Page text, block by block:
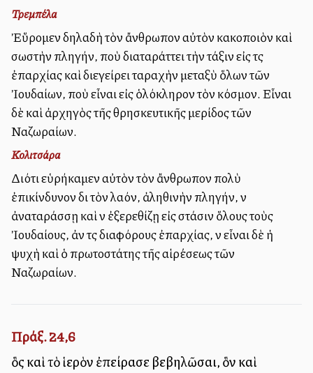
Τρεμπέλα
Ἐὕρομεν δηλαδὴ τὸν ἄνθρωπον αὐτὸν κακοποιὸν καὶ
σωστὴν πληγήν, ποὺ διαταράττει τὴν τάξιν εἰς τὰς
ἐπαρχίας καὶ διεγείρει ταραχὴν μεταξὺ ὅλων τῶν
Ἰουδαίων, ποὺ εἶναι εἰς ὁλόκληρον τὸν κόσμον. Εἶναι
δὲ καὶ ἀρχηγὸς τῆς θρησκευτικῆς μερίδος τῶν
Ναζωραίων.
Κολιτσάρα
Διότι εὑρήκαμεν αὐτὸν τὸν ἄνθρωπον πολὺ
ἐπικίνδυνον διὰ τὸν λαόν, ἀληθινὴν πληγήν, νὰ
ἀναταράσσῃ καὶ νὰ ἐξερεθίζῃ εἰς στάσιν ὅλους τοὺς
Ἰουδαίους, ἀνὰ τὰς διαφόρους ἐπαρχίας, νὰ εἶναι δὲ ἡ
ψυχὴ καὶ ὁ πρωτοστάτης τῆς αἱρέσεως τῶν
Ναζωραίων.
Πράξ. 24,6
ὃς καὶ τὸ ἱερὸν ἐπείρασε βεβηλῶσαι, ὃν καὶ